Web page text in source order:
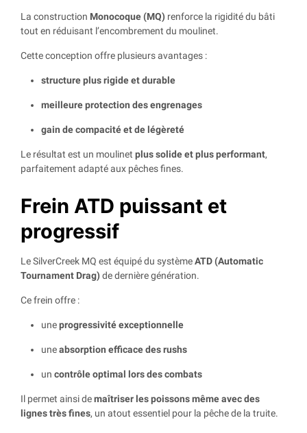
La construction Monocoque (MQ) renforce la rigidité du bâti
tout en réduisant l’encombrement du moulinet.
Cette conception offre plusieurs avantages :
structure plus rigide et durable
meilleure protection des engrenages
gain de compacité et de légèreté
Le résultat est un moulinet plus solide et plus performant,
parfaitement adapté aux pêches fines.
Frein ATD puissant et
progressif
Le SilverCreek MQ est équipé du systèmeATD (Automatic
Tournament Drag) de dernière génération.
Ce frein offre :
uneprogressivité exceptionnelle
uneabsorption efficace des rushs
un contrôle optimal lors des combats
Il permet ainsi demaîtriser les poissons même avec des
lignes très fines, un atout essentiel pour la pêche de la truite.